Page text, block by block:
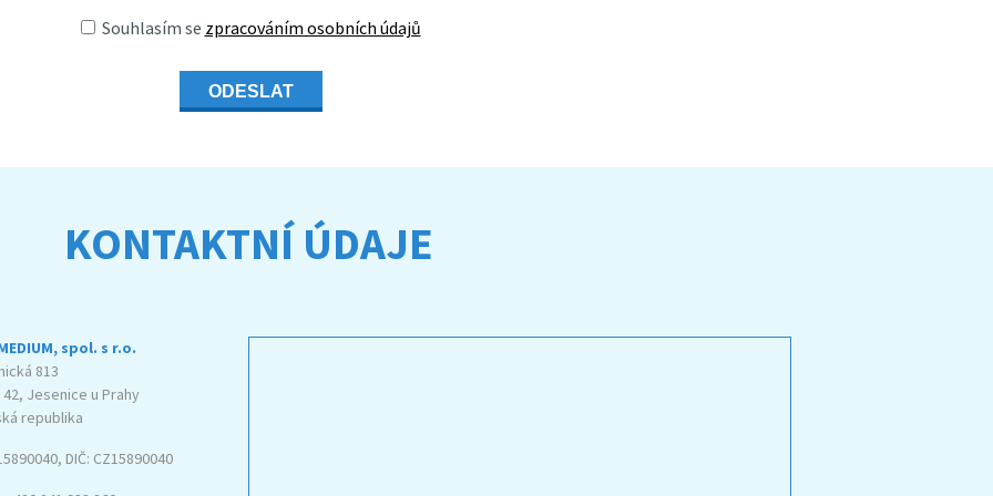
Souhlasím se zpracováním osobních údajů
ODESLAT
KONTAKTNÍ ÚDAJE
spol. s r.o.
813
42, Jesenice u Prahy
republika
DIČ: CZ15890040